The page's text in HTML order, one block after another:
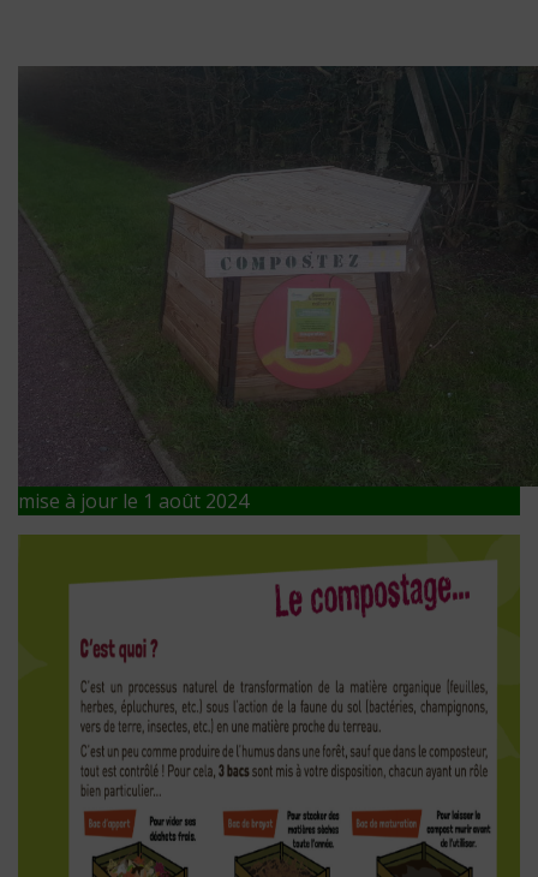
mise à jour le 1 août 2024